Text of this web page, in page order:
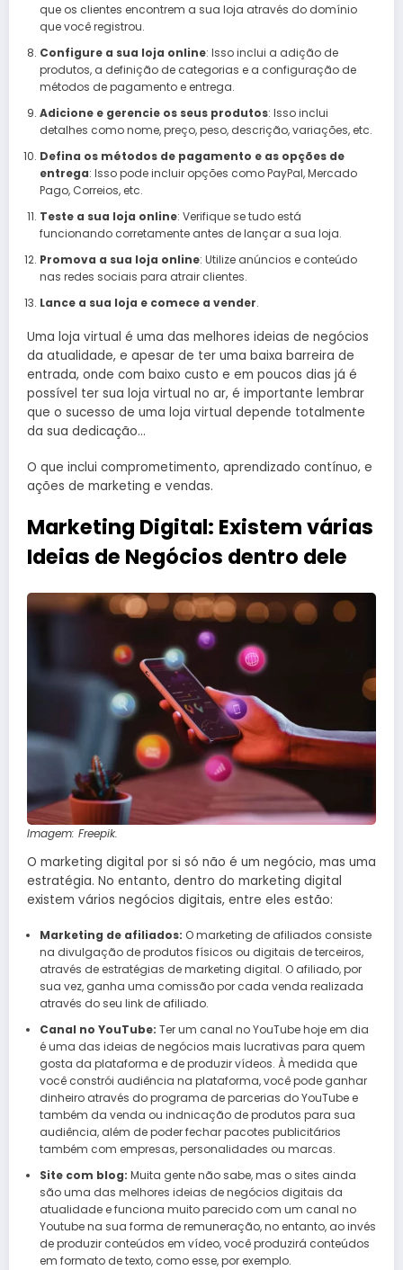
que os clientes encontrem a sua loja através do domínio
que você registrou.
Configure a sua loja online: Isso inclui a adição de
produtos, a definição de categorias e a configuração de
métodos de pagamento e entrega.
Adicione e gerencie os seus produtos: Isso inclui
detalhes como nome, preço, peso, descrição, variações, etc.
Defina os métodos de pagamento e as opções de
entrega: Isso pode incluir opções como PayPal, Mercado
Pago, Correios, etc.
Teste a sua loja online: Verifique se tudo está
funcionando corretamente antes de lançar a sua loja.
Promova a sua loja online: Utilize anúncios e conteúdo
nas redes sociais para atrair clientes.
Lance a sua loja e comece a vender.
Uma loja virtual é uma das melhores ideias de negócios
da atualidade, e apesar de ter uma baixa barreira de
entrada, onde com baixo custo e em poucos dias já é
possível ter sua loja virtual no ar, é importante lembrar
que o sucesso de uma loja virtual depende totalmente
da sua dedicação…
O que inclui comprometimento, aprendizado contínuo, e
ações de marketing e vendas.
Marketing Digital: Existem várias
Ideias de Negócios dentro dele
Imagem: Freepik.
O marketing digital por si só não é um negócio, mas uma
estratégia. No entanto, dentro do marketing digital
existem vários negócios digitais, entre eles estão:
Marketing de afiliados: O marketing de afiliados consiste
na divulgação de produtos físicos ou digitais de terceiros,
através de estratégias de marketing digital. O afiliado, por
sua vez, ganha uma comissão por cada venda realizada
através do seu link de afiliado.
Canal no YouTube: Ter um canal no YouTube hoje em dia
é uma das ideias de negócios mais lucrativas para quem
gosta da plataforma e de produzir vídeos. À medida que
você constrói audiência na plataforma, você pode ganhar
dinheiro através do programa de parcerias do YouTube e
também da venda ou indnicação de produtos para sua
audiência, além de poder fechar pacotes publicitários
também com empresas, personalidades ou marcas.
Site com blog: Muita gente não sabe, mas o sites ainda
são uma das melhores ideias de negócios digitais da
atualidade e funciona muito parecido com um canal no
Youtube na sua forma de remuneração, no entanto, ao invés
de produzir conteúdos em vídeo, você produzirá conteúdos
em formato de texto, como esse, por exemplo.